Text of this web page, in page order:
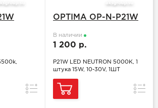
Сравнение
OPTIMA OP-N-P21W
В наличии
1 200 р.
P21W LED NEUTRON 5000K, 1
штука 15W, 10-30V, 1ШТ